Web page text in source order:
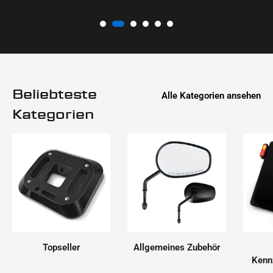
Beliebteste
Kategorien
Alle Kategorien ansehen
Topseller
Allgemeines Zubehör